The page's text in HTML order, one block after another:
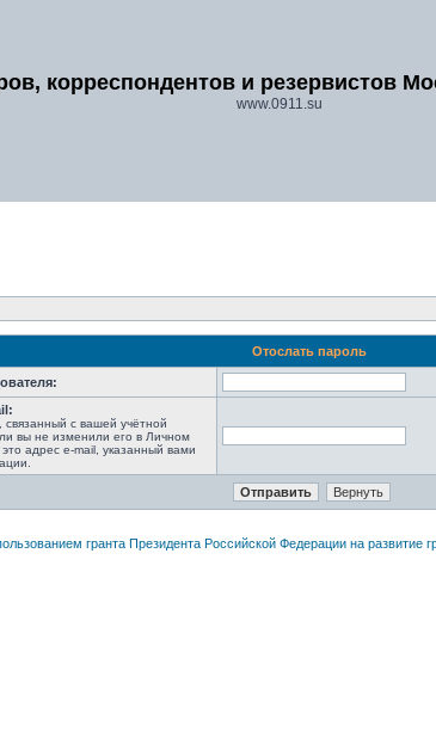
корреспондентов и резервистов
www.0911.su
Отослать пароль
связанный с вашей учётной
вы не изменили его в Личном
адрес e-mail, указанный вами